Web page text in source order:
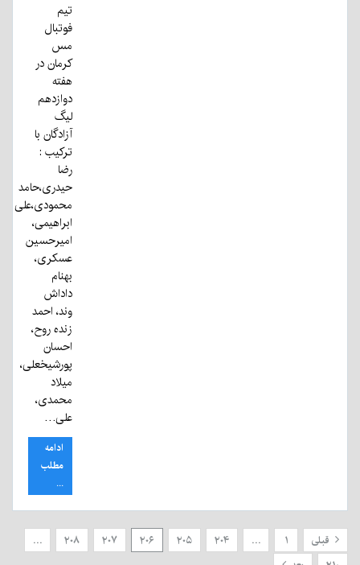
تیم
فوتبال
مس
کرمان در
هفته
دوازدهم
لیگ
آزادگان با
ترکیب :
رضا
حیدری،حامد
محمودی،علی
ابراهیمی،
امیرحسین
عسکری،
بهنام
داداش
وند، احمد
زنده روح،
احسان
پورشیخعلی،
میلاد
محمدی،
علی…
ادامه
مطلب
...
قبلی ۱ … ۲۰۴ ۲۰۵ ۲۰۶ ۲۰۷ ۲۰۸
…